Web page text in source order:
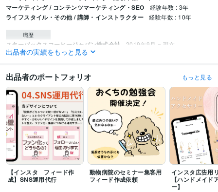
マーケティング / コンテンツマーケティング・SEO 経験年数 : 3年
ライフスタイル・その他 / 講師・インストラクター 経験年数 : 10年
職歴
スターバックスコーヒージャパン株式会社 2019年9月 ~ 現在
株式会社ルネサンス 2012年1月 ~ 2018年8月
ビジネス・クリエイティブツール
WordPress:4年ペライチ:0年Access:1年Excel:2年Google サイト:0年
Google スプレッドシート:1年
Google スライド:0年
Google ドキュメント:1年Keynote:2年Numbers:1年
Pages:3年
PowerPoint:5年Word:5年BASE:0年freee:2年 Google Analytics:1年
Google Search Console:1年
ChatGPT:1年CapCut:1年 Canva:3年
得意分野
集客・マーケティング相談 SNS運用
Instagram ガジェット コーヒー スポーツ
Web制作・HP作成・EC構築 Webサイト制作・Webデザイン
出品者の実績をもっと見る
出品者のポートフォリオ もっと見る
【インスタ フィード作
成】SNS運用代行
動物病院のセミナー集客用
フィード作成依頼
インスタ広告用
【ハンドメイド
ー】